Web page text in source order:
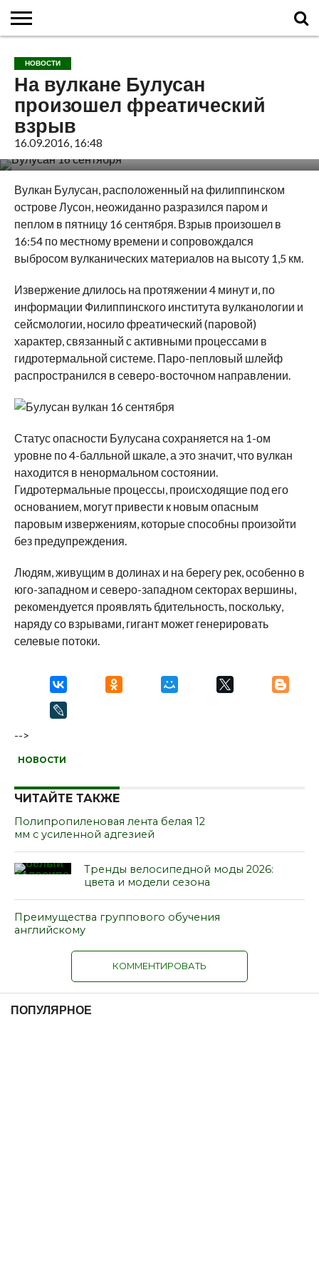
О
ВУЛКАНАХ
ВУЛКАНЫ
МИРА
КАЛЬДЕРЫ
НОВОСТИ
ФАКТЫ
ИСТОРИЯ
МОНИТОРИНГ
ВИДЕО
ТУРИСТАМ
О
САЙТЕ
КАРТА
САЙТА
КОНТАКТЫ
НОВОСТИ
На вулкане Булусан
произошел фреатический
взрыв
16.09.2016, 16:48
Вулкан Булусан, расположенный на филиппинском
острове Лусон, неожиданно разразился паром и
пеплом в пятницу 16 сентября.Взрыв произошел в
16:54 по местному времени и сопровождался
выбросом вулканических материалов на высоту 1,5 км.
Извержение длилось на протяжении 4 минут и, по
информации Филиппинского института вулканологии и
сейсмологии, носило фреатический (паровой)
характер, связанный с активными процессами в
гидротермальной системе. Паро-пепловый шлейф
распространился в северо-восточном направлении.
Статус опасности Булусана сохраняется на 1-ом
уровне по 4-балльной шкале, а это значит, что вулкан
находится в ненормальном состоянии.
Гидротермальные процессы, происходящие под его
основанием, могут привести к новым опасным
паровым извержениям, которые способны произойти
без предупреждения.
Людям, живущим в долинах и на берегу рек, особенно в
юго-западном и северо-западном секторах вершины,
рекомендуется проявлять бдительность, поскольку,
наряду со взрывами, гигант может генерировать
селевые потоки.
-->
НОВОСТИ
ЧИТАЙТЕ ТАКЖЕ
Полипропиленовая лента белая 12
мм с усиленной адгезией
Тренды велосипедной моды 2026:
цвета и модели сезона
Преимущества группового обучения
английскому
КОММЕНТИРОВАТЬ
ПОПУЛЯРНОЕ